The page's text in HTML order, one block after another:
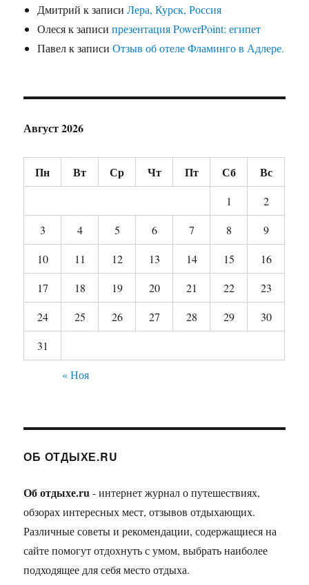
Дмитрий к записиЛера, Курск, Россия
Олесяк записипрезентация PowerPoint: египет
Павелк записиОтзыв об отеле Фламинго в Адлере.
Август 2026
Пн Вт Ср Чт Пт Сб Вс
1
2
3
4 5 6 7 8
9
10
11 12 13 14 15
16
17
18 19 20 21 22
23
24
25 26 27 28 29
30
31
« Ноя
ОБ ОТДЫХЕ.RU
Об отдыхе.ru- интернет журнал о путешествиях,
обзорах интересных мест, отзывов отдыхающих.
Различные советы и рекомендации, содержащиеся на
сайте помогут отдохнуть с умом, выбрать наиболее
подходящее для себя место отдыха.